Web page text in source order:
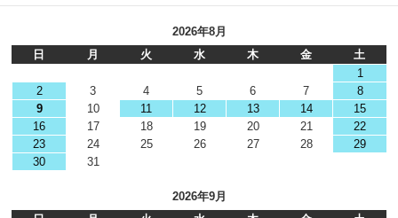
2026年8月
日
月 火 水 木 金
土
1
2
3 4 5 6 7
8
9
10 11 12 13 14
15
16
17 18 19 20 21
22
23
24 25 26 27 28
29
30
31
2026年9月